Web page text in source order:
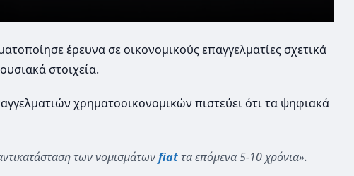
έρευνα σε οικονομικούς επαγγελματίες σχετικά
στοιχεία.
χρηματοοικονομικών πιστεύει ότι τα ψηφιακά
των νομισμάτωνfiat τα επόμενα 5-10 χρόνια».